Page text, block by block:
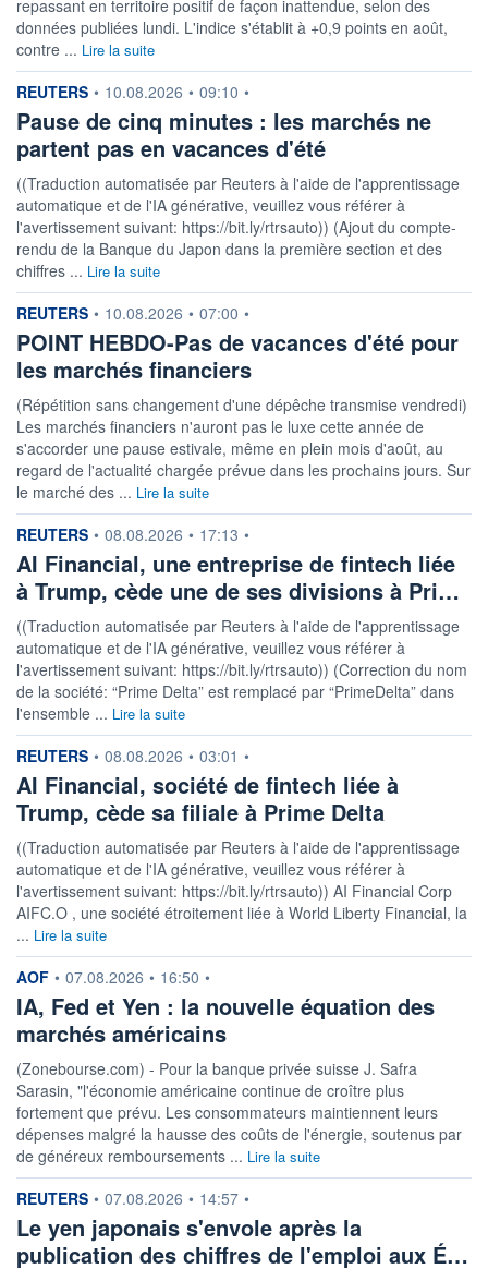
repassant en territoire positif de façon inattendue, selon ​des
données publiées lundi. L'indice s'établit à +0,9 points en août,
contre ... Lire la suite
information fournie par
REUTERS • 10.08.2026 • 09:10 •
Pause de cinq minutes : les marchés ne
partent pas en vacances d'été
((Traduction automatisée par Reuters à l'aide de l'apprentissage
automatique et de l'IA générative, veuillez vous référer à
l'avertissement suivant: https://bit.ly/rtrsauto)) (Ajout du compte-
rendu de la Banque du Japon dans la première section et des
chiffres ... Lire la suite
information fournie par
REUTERS • 10.08.2026 • 07:00 •
POINT HEBDO-Pas de vacances d'été pour
les marchés financiers
(Répétition sans changement d'une dépêche transmise vendredi)
Les marchés financiers n'auront pas le luxe cette année de
s'accorder une pause estivale, même en plein mois d'août, au
regard de l'actualité chargée prévue dans les prochains jours. Sur
le marché des ... Lire la suite
information fournie par
REUTERS • 08.08.2026 • 17:13 •
AI Financial, une entreprise de fintech liée
à Trump, cède une de ses divisions à Pri…
((Traduction automatisée par Reuters à l'aide de l'apprentissage
automatique et de l'IA générative, veuillez vous référer à
l'avertissement suivant: https://bit.ly/rtrsauto)) (Correction du nom
de la société: “Prime Delta” est remplacé par “PrimeDelta” dans
l'ensemble ... Lire la suite
information fournie par
REUTERS • 08.08.2026 • 03:01 •
AI Financial, société de fintech liée à
Trump, cède sa filiale à Prime Delta
((Traduction automatisée par Reuters à l'aide de l'apprentissage
automatique et de l'IA générative, veuillez vous référer à
l'avertissement suivant: https://bit.ly/rtrsauto)) AI Financial Corp
AIFC.O , une société étroitement liée à World Liberty Financial, la
... Lire la suite
information fournie par
AOF • 07.08.2026 • 16:50 •
IA, Fed et Yen : la nouvelle équation des
marchés américains
(Zonebourse.com) - Pour la banque privée suisse J. Safra
Sarasin, "l'économie américaine continue de croître plus
fortement que prévu. Les consommateurs maintiennent leurs
dépenses malgré la hausse des coûts de l'énergie, soutenus par
de généreux remboursements ... Lire la suite
information fournie par
REUTERS • 07.08.2026 • 14:57 •
Le yen japonais s'envole après la
publication des chiffres de l'emploi aux É…